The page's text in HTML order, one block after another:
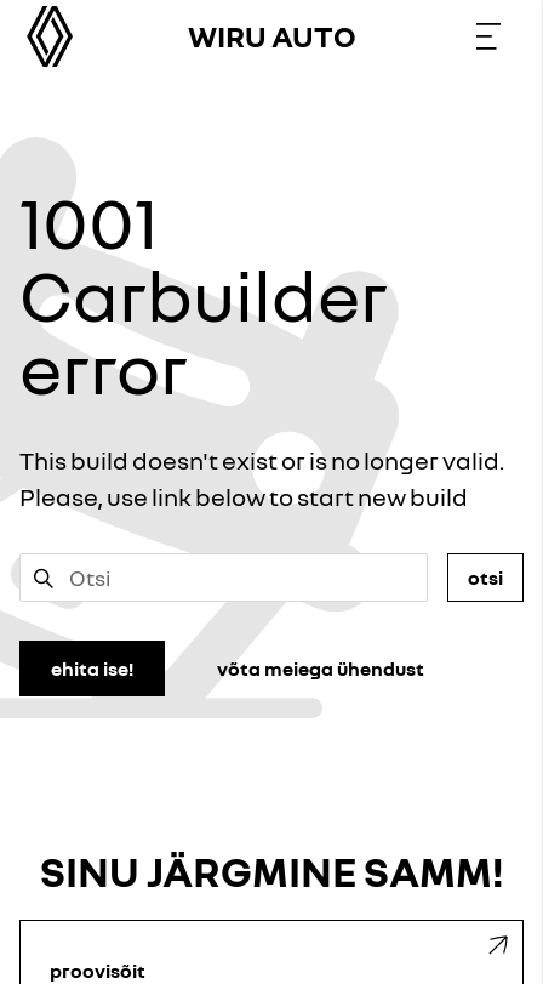
WIRU AUTO
1001
Carbuilder
error
This build doesn't exist or is no longer valid.
Please, use link below to start new build
otsi
ehita ise! võta meiega ühendust
SINU JÄRGMINE SAMM!
proovisõit